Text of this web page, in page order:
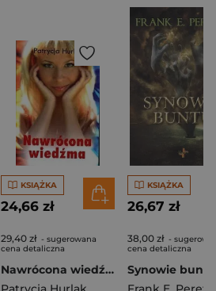
KSIĄŻKA
24,66 zł
29,40 zł - sugerowana
cena detaliczna
Nawrócona wiedźma
KSIĄŻKA
26,67 zł
38,00 zł -
cena detaliczna
Synowie buntu